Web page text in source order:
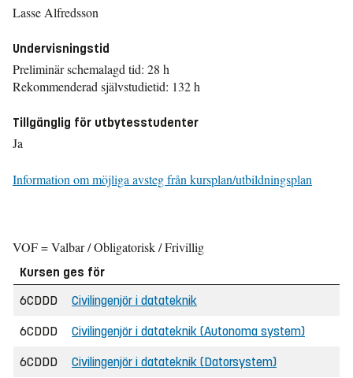
Lasse Alfredsson
Undervisningstid
Preliminär schemalagd tid: 28 h
Rekommenderad självstudietid: 132 h
Tillgänglig för utbytesstudenter
Ja
Information om möjliga avsteg från kursplan/utbildningsplan
VOF = Valbar / Obligatorisk / Frivillig
Kursen ges för
6CDDD
Civilingenjör i datateknik
6CDDD Civilingenjör i datateknik (Autonoma system)
6CDDD Civilingenjör i datateknik (Datorsystem)